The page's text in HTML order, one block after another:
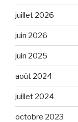
juillet 2026
juin 2026
juin 2025
août 2024
juillet 2024
octobre 2023